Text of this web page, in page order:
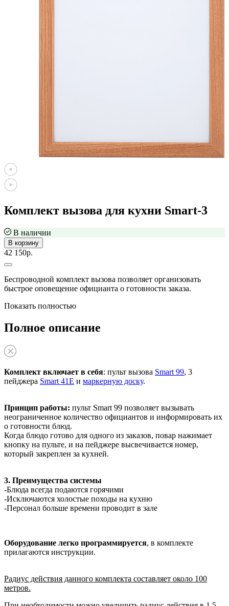
Комплект вызова для кухни Smart-3
В наличии
В корзину
42 150р.
Беспроводной комплект вызова позволяет организовать
быстрое оповещение официанта о готовности заказа.
Показать полностью
Полное описание
Комплект включает в себя: пульт вызова Smart 99, 3
пейджера Smart 41E и маркерную доску.
Принцип работы: пульт Smart 99 позволяет вызывать
неограниченное количество официантов и информировать их
о готовности блюд.
Когда блюдо готово для одного из заказов, повар нажимает
кнопку на пульте, и на пейджере высвечивается номер,
который закреплен за кухней.
3. Преимущества системы
-Блюда всегда подаются горячими
-Исключаются холостые походы на кухню
-Персонал больше времени проводит в зале
Оборудование легко программируется, в комплекте
прилагаются инструкции.
Радиус действия данного комплекта составляет около 100
метров.